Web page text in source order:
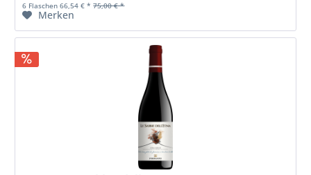
6 Flaschen 66,54 € * 75,00 € *
Merken